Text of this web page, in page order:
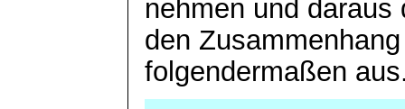
nehmen und daraus
den
folgendermaßen